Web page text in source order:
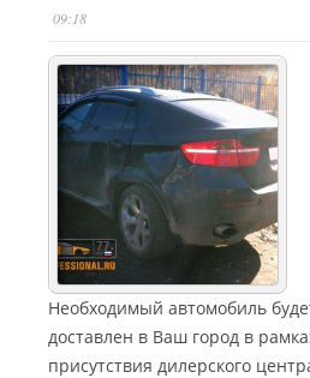
09:18
Необходимый автомобиль
доставлен в Ваш город в
присутствия дилерского